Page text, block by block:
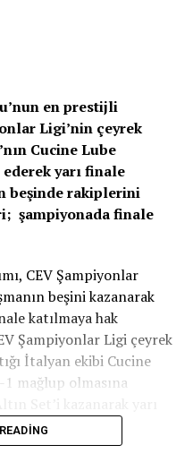
en prestijli
Ligi’nin çeyrek
Cucine Lube
yarı finale
beşinde rakiplerini
şampiyonada finale
CEV Şampiyonlar
beşini kazanarak
katılmaya hak
Şampiyonlar Ligi çeyrek
İtalyan ekibi Cucine
mağlup olmasına